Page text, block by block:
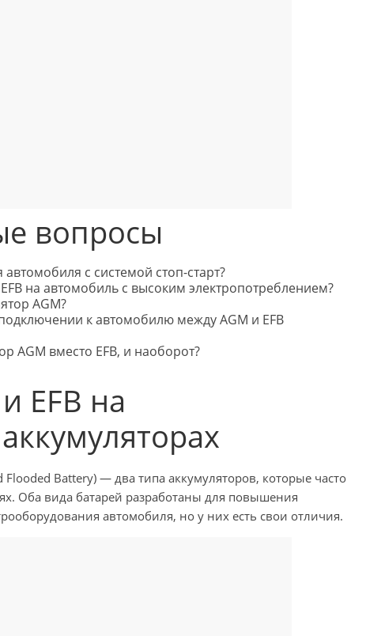
вопросы
с системой стоп-старт?
на автомобиль с высоким электропотреблением?
AGM?
к автомобилю между AGM и EFB
AGM вместо EFB, и наоборот?
EFB на
Flooded Battery) — два типа аккумуляторов, которые часто
Оба вида батарей разработаны для повышения
автомобиля, но у них есть свои отличия.